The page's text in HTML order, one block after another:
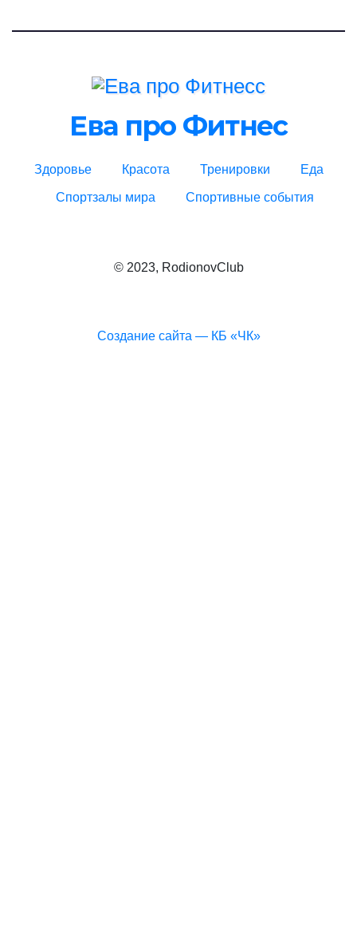
Ева про Фитнес
Здоровье Красота Тренировки Еда
Спортзалы мира Спортивные события
© 2023, RodionovClub
Создание сайта — КБ «ЧК»